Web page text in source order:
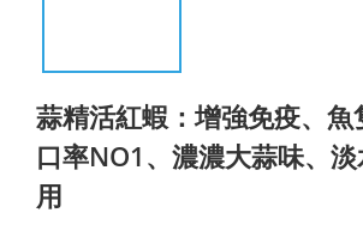
蒜精活紅蝦：增強免疫、魚
口率NO1、濃濃大蒜味、
用